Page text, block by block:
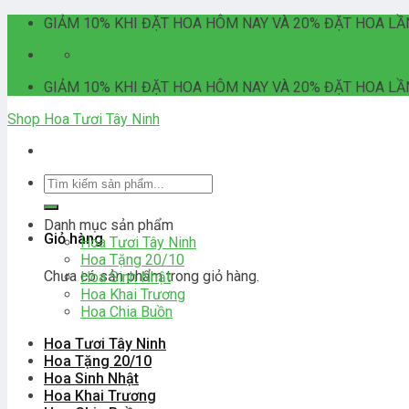
Skip
content
GIẢM 10% KHI ĐẶT HOA HÔM NAY VÀ 20% ĐẶT HOA
GIẢM 10% KHI ĐẶT HOA HÔM NAY VÀ 20% ĐẶT HOA
Shop Hoa Tươi Tây Ninh
Tìm
kiếm:
Giỏ hàng
Chưa có sản phẩm trong giỏ hàng.
Danh mục sản phẩm
Hoa Tươi Tây Ninh
Hoa Tặng 20/10
Hoa Sinh Nhật
Hoa Khai Trương
Hoa Chia Buồn
Hoa Tươi Tây Ninh
Hoa Tặng 20/10
Hoa Sinh Nhật
Hoa Khai Trương